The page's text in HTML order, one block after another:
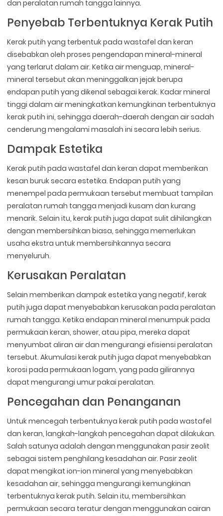
dan peralatan rumah tangga lainnya.
Penyebab Terbentuknya Kerak Putih
Kerak putih yang terbentuk pada wastafel dan keran
disebabkan oleh proses pengendapan mineral-mineral
yang terlarut dalam air. Ketika air menguap, mineral-
mineral tersebut akan meninggalkan jejak berupa
endapan putih yang dikenal sebagai kerak. Kadar mineral
tinggi dalam air meningkatkan kemungkinan terbentuknya
kerak putih ini, sehingga daerah-daerah dengan air sadah
cenderung mengalami masalah ini secara lebih serius.
Dampak Estetika
Kerak putih pada wastafel dan keran dapat memberikan
kesan buruk secara estetika. Endapan putih yang
menempel pada permukaan tersebut membuat tampilan
peralatan rumah tangga menjadi kusam dan kurang
menarik. Selain itu, kerak putih juga dapat sulit dihilangkan
dengan membersihkan biasa, sehingga memerlukan
usaha ekstra untuk membersihkannya secara
menyeluruh.
Kerusakan Peralatan
Selain memberikan dampak estetika yang negatif, kerak
putih juga dapat menyebabkan kerusakan pada peralatan
rumah tangga. Ketika endapan mineral menumpuk pada
permukaan keran, shower, atau pipa, mereka dapat
menyumbat aliran air dan mengurangi efisiensi peralatan
tersebut. Akumulasi kerak putih juga dapat menyebabkan
korosi pada permukaan logam, yang pada gilirannya
dapat mengurangi umur pakai peralatan.
Pencegahan dan Penanganan
Untuk mencegah terbentuknya kerak putih pada wastafel
dan keran, langkah-langkah pencegahan dapat dilakukan.
Salah satunya adalah dengan menggunakan pasir zeolit
sebagai sistem penghilang kesadahan air. Pasir zeolit
dapat mengikat ion-ion mineral yang menyebabkan
kesadahan air, sehingga mengurangi kemungkinan
terbentuknya kerak putih. Selain itu, membersihkan
permukaan secara teratur dengan menggunakan cairan